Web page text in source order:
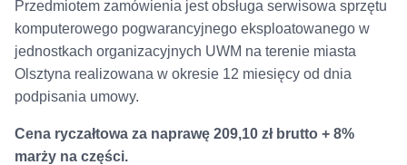
Przedmiotem zamówienia jest obsługa serwisowa sprzętu
komputerowego pogwarancyjnego eksploatowanego w
jednostkach organizacyjnych UWM na terenie miasta
Olsztyna realizowana w okresie 12 miesięcy od dnia
podpisania umowy.
Cena ryczałtowa za naprawę 209,10 zł brutto + 8%
marży na części.